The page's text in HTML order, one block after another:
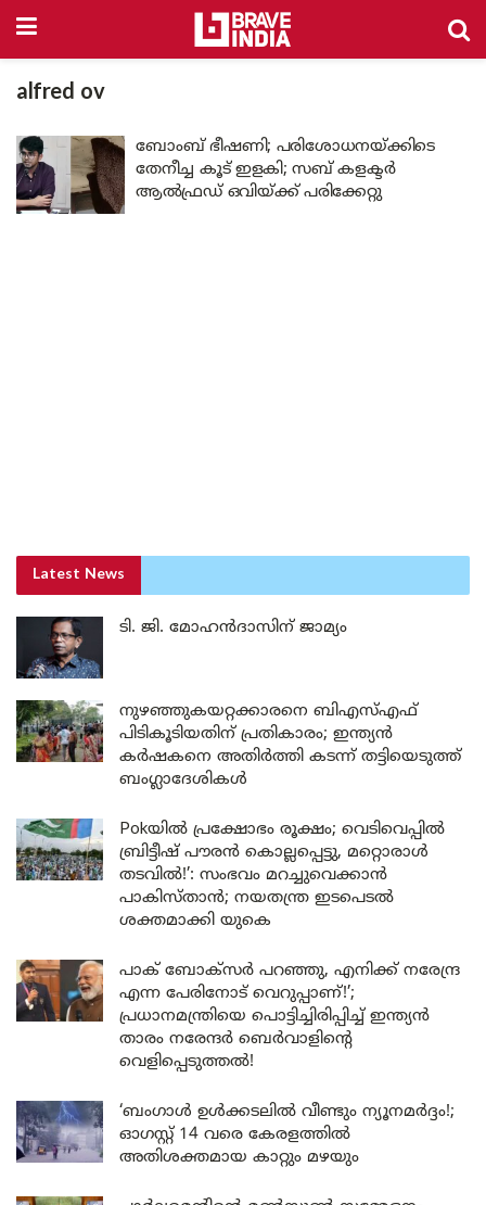
alfred ov
ബോംബ് ഭീഷണി; പരിശോധനയ്ക്കിടെ
തേനീച്ച കൂട് ഇളകി; സബ് കളക്ടർ
ആൽഫ്രഡ് ഒവിയ്ക്ക് പരിക്കേറ്റു
Latest News
ടി. ജി. മോഹൻദാസിന് ജാമ്യം
നുഴഞ്ഞുകയറ്റക്കാരനെ ബിഎസ്എഫ്
പിടികൂടിയതിന് പ്രതികാരം; ഇന്ത്യൻ
കർഷകനെ അതിർത്തി കടന്ന് തട്ടിയെടുത്ത്
ബംഗ്ലാദേശികൾ
Pokയിൽ പ്രക്ഷോഭം രൂക്ഷം; വെടിവെപ്പിൽ
ബ്രിട്ടീഷ് പൗരൻ കൊല്ലപ്പെട്ടു, മറ്റൊരാൾ
തടവിൽ!’: സംഭവം മറച്ചുവെക്കാൻ
പാകിസ്താൻ; നയതന്ത്ര ഇടപെടൽ
ശക്തമാക്കി യുകെ
പാക് ബോക്സർ പറഞ്ഞു, എനിക്ക് നരേന്ദ്ര
എന്ന പേരിനോട് വെറുപ്പാണ്!’;
പ്രധാനമന്ത്രിയെ പൊട്ടിച്ചിരിപ്പിച്ച് ഇന്ത്യൻ
താരം നരേന്ദർ ബെർവാളിന്റെ
വെളിപ്പെടുത്തൽ!
‘ബംഗാൾ ഉൾക്കടലിൽ വീണ്ടും ന്യൂനമർദ്ദം!;
ഓഗസ്റ്റ് 14 വരെ കേരളത്തിൽ
അതിശക്തമായ കാറ്റും മഴയും